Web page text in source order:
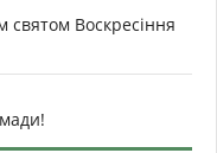
святом Воскресіння